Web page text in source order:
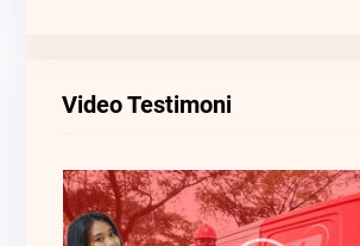
Video Testimoni